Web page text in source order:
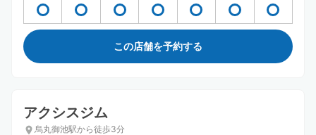
この店舗を予約する
アクシスジム
烏丸御池駅から徒歩3分